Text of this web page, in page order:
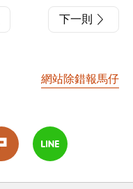
下一則
網站除錯報馬仔